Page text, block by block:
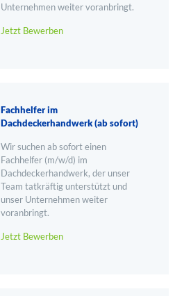
Unternehmen weiter voranbringt.
Jetzt Bewerben
Fachhelfer im
Dachdeckerhandwerk (ab sofort)
Wir suchen ab sofort einen
Fachhelfer (m/w/d) im
Dachdeckerhandwerk, der unser
Team tatkräftig unterstützt und
unser Unternehmen weiter
voranbringt.
Jetzt Bewerben